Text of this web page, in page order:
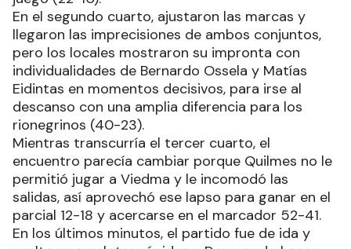
En el segundo cuarto, ajustaron las marcas y
llegaron las imprecisiones de ambos conjuntos,
pero los locales mostraron su impronta con
individualidades de Bernardo Ossela y Matías
Eidintas en momentos decisivos, para irse al
descanso con una amplia diferencia para los
rionegrinos (40-23).
Mientras transcurría el tercer cuarto, el
encuentro parecía cambiar porque Quilmes no le
permitió jugar a Viedma y le incomodó las
salidas, así aprovechó ese lapso para ganar en el
parcial 12-18 y acercarse en el marcador 52-41.
En los últimos minutos, el partido fue de ida y